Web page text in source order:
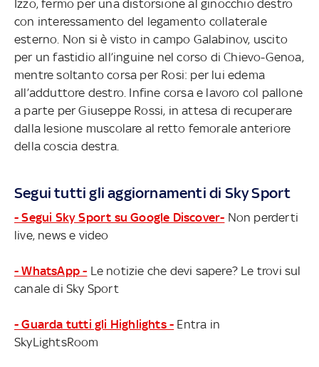
Izzo, fermo per una distorsione al ginocchio destro
con interessamento del legamento collaterale
esterno. Non si è visto in campo Galabinov, uscito
per un fastidio all’inguine nel corso di Chievo-Genoa,
mentre soltanto corsa per Rosi: per lui edema
all’adduttore destro. Infine corsa e lavoro col pallone
a parte per Giuseppe Rossi, in attesa di recuperare
dalla lesione muscolare al retto femorale anteriore
della coscia destra.
Segui tutti gli aggiornamenti di Sky Sport
- Segui Sky Sport su Google Discover- Non perderti
live, news e video
- WhatsApp - Le notizie che devi sapere? Le trovi sul
canale di Sky Sport
- Guarda tutti gli Highlights - Entra in
SkyLightsRoom